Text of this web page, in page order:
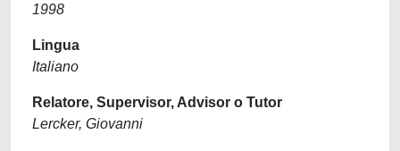
1998
Lingua
Italiano
Relatore, Supervisor, Advisor o Tutor
Lercker, Giovanni